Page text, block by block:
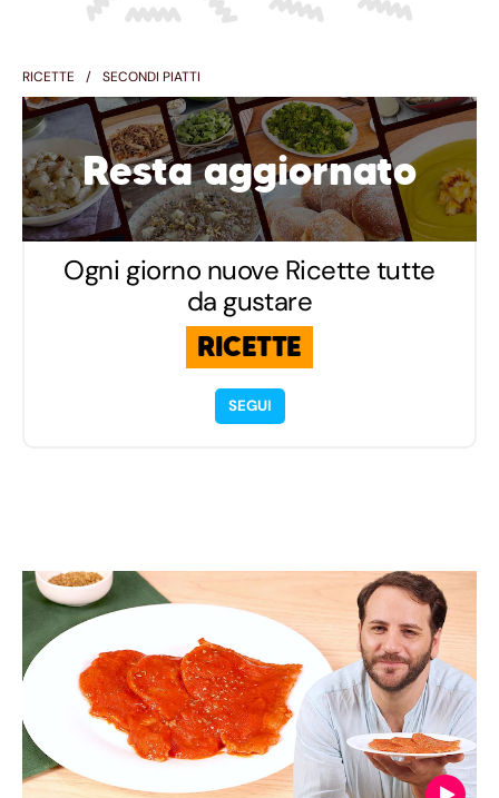
RICETTE SECONDI PIATTI
Resta aggiornato
Ogni giorno nuove Ricette tutte
da gustare
RICETTE
SEGUI